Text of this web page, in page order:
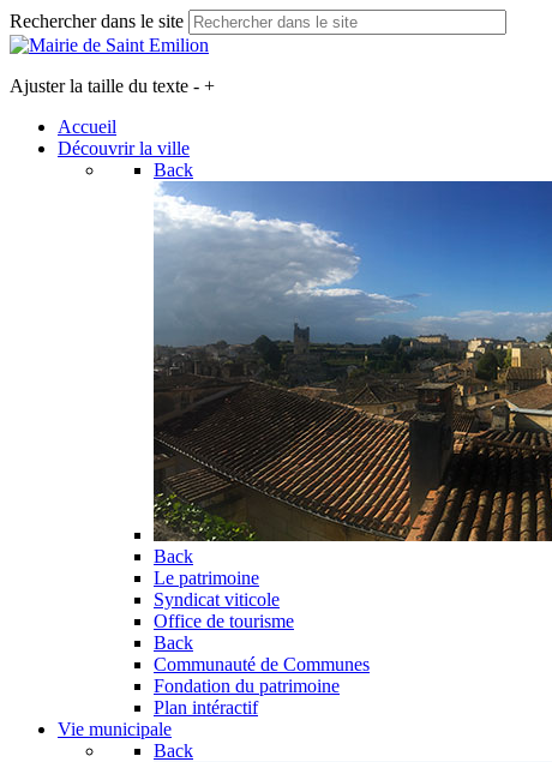
Rechercher dans le site
Ajuster la taille du texte - +
Accueil
Découvrir la ville
Back
Back
Le patrimoine
Syndicat viticole
Office de tourisme
Back
Communauté de Communes
Fondation du patrimoine
Plan intéractif
Vie municipale
Back